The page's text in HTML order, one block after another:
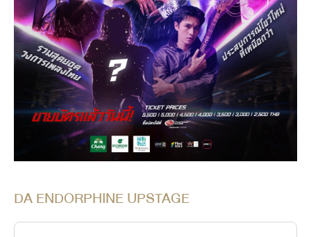
DA ENDORPHINE UPSTAGE